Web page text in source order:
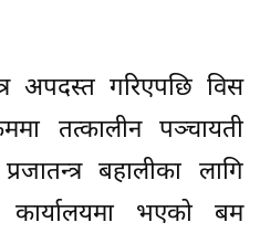
अपदस्त गरिएपछि विस
तत्कालीन पञ्चायती
बहालीका लागि
कार्यालयमा भएको बम